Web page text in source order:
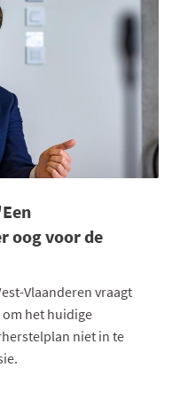
oog voor de
Vlaanderen vraagt
om het huidige
niet in te